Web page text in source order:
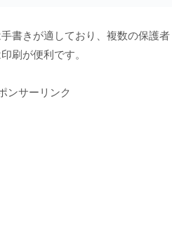
書きが適しており、複数の保護者
刷が便利です。
ンサーリンク